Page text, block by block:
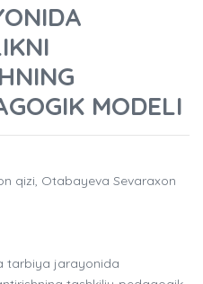
MODELI
qizi, Otabayeva Sevaraxon
tarbiya jarayonida